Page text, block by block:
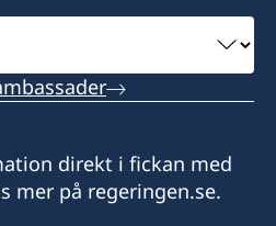
direkt i fickan med
mer på regeringen.se.